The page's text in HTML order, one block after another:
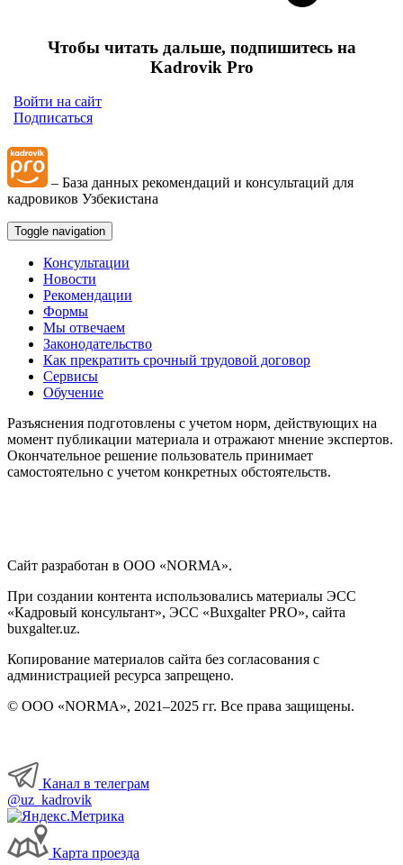
Чтобы читать дальше, подпишитесь на
Kadrovik Pro
Войти на сайт
Подписаться
– База данных рекомендаций и консультаций для
кадровиков Узбекистана
Toggle navigation
Консультации
Новости
Рекомендации
Формы
Мы отвечаем
Законодательство
Как прекратить срочный трудовой договор
Сервисы
Обучение
Разъяснения подготовлены с учетом норм, действующих на
момент публикации материала и отражают мнение экспертов.
Окончательное решение пользователь принимает
самостоятельно с учетом конкретных обстоятельств.
Сайт разработан в ООО «NORMA».
При создании контента использовались материалы ЭСС
«Кадровый консультант», ЭСС «Buxgalter PRO», сайта
buxgalter.uz.
Копирование материалов сайта без согласования с
администрацией ресурса запрещено.
© ООО «NORMA», 2021–2025 гг. Все права защищены.
Канал в телеграм
@uz_kadrovik
Карта проезда